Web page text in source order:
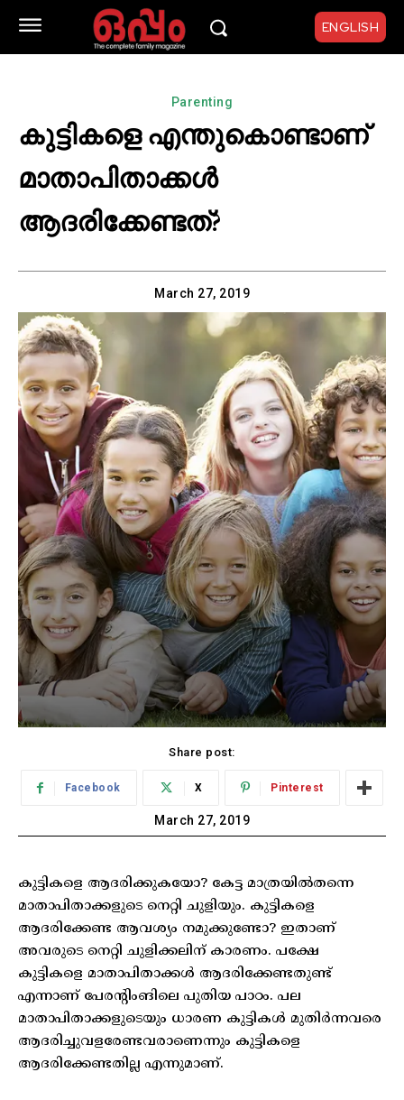
ENGLISH
Parenting
കുട്ടികളെ എന്തുകൊണ്ടാണ്
മാതാപിതാക്കള്‍
ആദരിക്കേണ്ടത്?
March 27, 2019
Share post:
Facebook X Pinterest
March 27, 2019
കുട്ടികളെ ആദരിക്കുകയോ? കേട്ട മാത്രയില്‍തന്നെ
മാതാപിതാക്കളുടെ നെറ്റി ചുളിയും. കുട്ടികളെ
ആദരിക്കേണ്ട ആവശ്യം നമുക്കുണ്ടോ? ഇതാണ്
അവരുടെ നെറ്റി ചുളിക്കലിന് കാരണം. പക്ഷേ
കുട്ടികളെ മാതാപിതാക്കള്‍ ആദരിക്കേണ്ടതുണ്ട്
എന്നാണ് പേരന്റിംങിലെ പുതിയ പാഠം. പല
മാതാപിതാക്കളുടെയും ധാരണ കുട്ടികള്‍ മുതിര്‍ന്നവരെ
ആദരിച്ചുവളരേണ്ടവരാണെന്നും കുട്ടികളെ
ആദരിക്കേണ്ടതില്ല എന്നുമാണ്.